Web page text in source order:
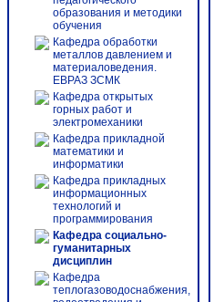
образования и методики
обучения
Кафедра обработки
металлов давлением и
материаловедения.
ЕВРАЗ ЗСМК
Кафедра открытых
горных работ и
электромеханики
Кафедра прикладной
математики и
информатики
Кафедра прикладных
информационных
технологий и
программирования
Кафедра социально-
гуманитарных
дисциплин
Кафедра
теплогазоводоснабжения,